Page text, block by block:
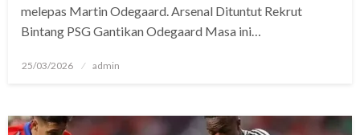
melepas Martin Odegaard. Arsenal Dituntut Rekrut
Bintang PSG Gantikan Odegaard Masa ini…
Posted
25/03/2026 admin